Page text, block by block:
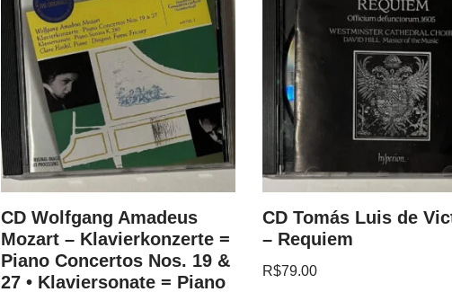
CD Wolfgang Amadeus
Mozart – Klavierkonzerte =
Piano Concertos Nos. 19 &
27 • Klaviersonate = Piano
CD Tomás Luis de
– Requiem
R$79.00